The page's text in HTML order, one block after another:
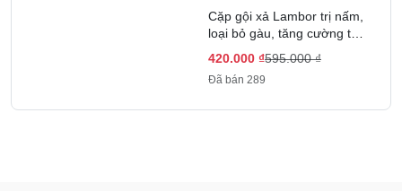
Cặp gội xả Lambor trị nấm,
loại bỏ gàu, tăng cường tóc
420.000 ₫595.000₫
Đã bán 289